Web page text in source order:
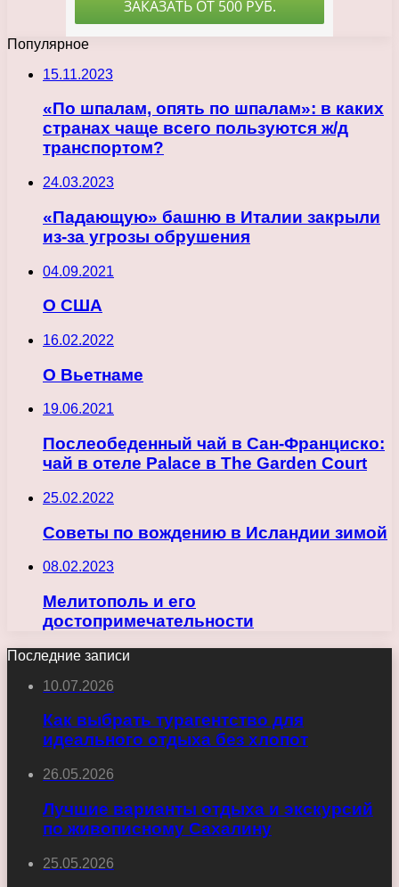
Популярное
15.11.2023
«По шпалам, опять по шпалам»: в каких
странах чаще всего пользуются ж/д
транспортом?
24.03.2023
«Падающую» башню в Италии закрыли
из-за угрозы обрушения
04.09.2021
О США
16.02.2022
О Вьетнаме
19.06.2021
Послеобеденный чай в Сан-Франциско:
чай в отеле Palace в The Garden Court
25.02.2022
Советы по вождению в Исландии зимой
08.02.2023
Мелитополь и его
достопримечательности
Последние записи
10.07.2026
Как выбрать турагентство для
идеального отдыха без хлопот
26.05.2026
Лучшие варианты отдыха и экскурсий
по живописному Сахалину
25.05.2026